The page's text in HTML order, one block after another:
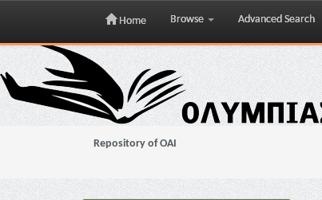
Skip
navigation
Home Browse Advanced Search
Repository of OAI